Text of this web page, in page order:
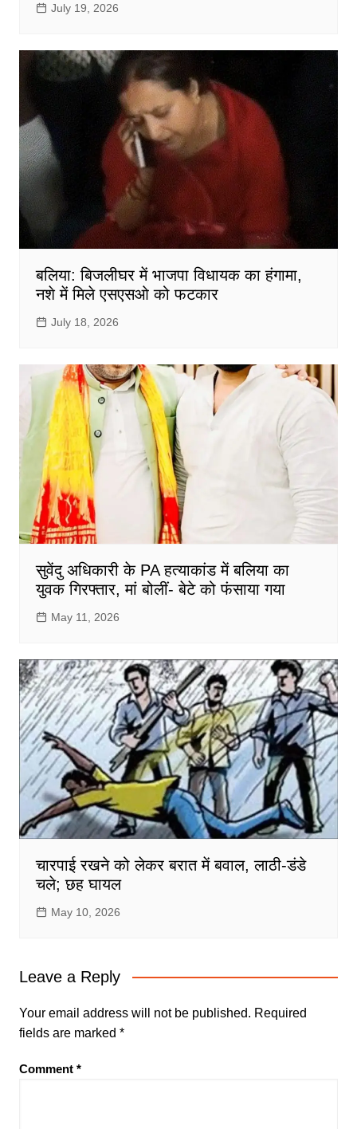
July 19, 2026
बलिया: बिजलीघर में भाजपा विधायक का हंगामा,
नशे में मिले एसएसओ को फटकार
July 18, 2026
सुवेंदु अधिकारी के PA हत्याकांड में बलिया का
युवक गिरफ्तार, मां बोलीं- बेटे को फंसाया गया
May 11, 2026
चारपाई रखने को लेकर बरात में बवाल, लाठी-डंडे
चले; छह घायल
May 10, 2026
Leave a Reply
Your email address will not be published. Required
fields are marked *
Comment *